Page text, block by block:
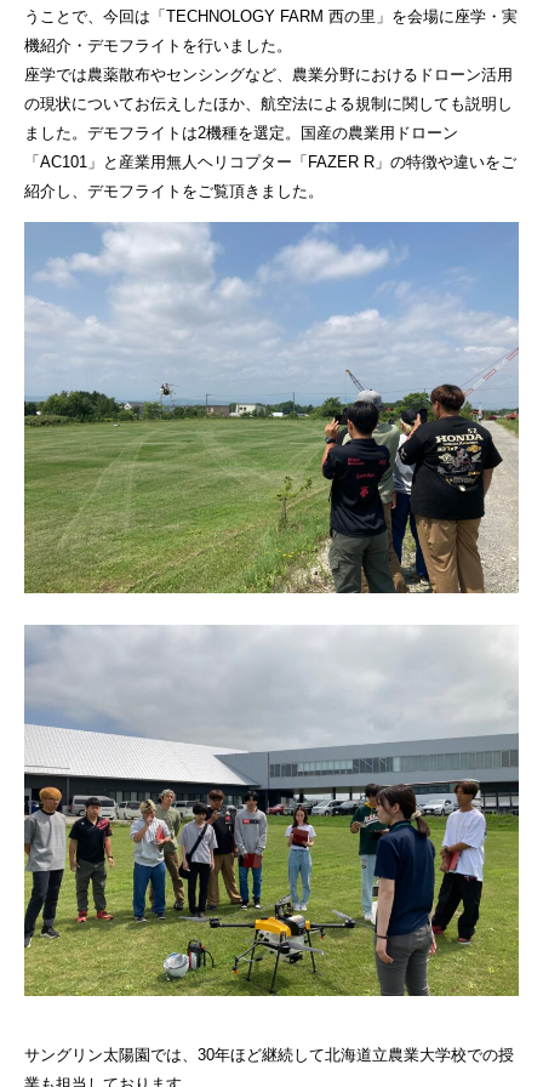
うことで、今回は「TECHNOLOGY FARM 西の里」を会場に座学・実
機紹介・デモフライトを行いました。
座学では農薬散布やセンシングなど、農業分野におけるドローン活用
の現状についてお伝えしたほか、航空法による規制に関しても説明し
ました。デモフライトは2機種を選定。国産の農業用ドローン
「AC101」と産業用無人ヘリコプター「FAZER R」の特徴や違いをご
紹介し、デモフライトをご覧頂きました。
サングリン太陽園では、30年ほど継続して北海道立農業大学校での授